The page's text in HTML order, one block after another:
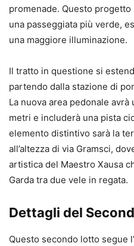
promenade. Questo
una passeggiata più verde,
una maggiore illuminazione.
Il tratto in questione si
partendo dalla stazione di
La nuova area pedonale
metri e includerà una pista
elemento distintivo sarà la
all’altezza di via Gramsci,
artistica del Maestro Xausa
Garda tra due vele in regata.
Dettagli del
Questo secondo lotto segue